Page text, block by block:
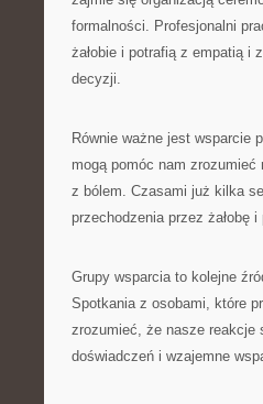
formalności. Profesjonalni
żałobie i potrafią z empatią i
decyzji.
Równie ważne jest wsparcie
mogą pomóc nam
z bólem. Czasami już kilka
przechodzenia przez żałobę
Grupy wsparcia to kolejne
Spotkania z osobami, które
zrozumieć, że nasze reakcje
doświadczeń i wzajemne